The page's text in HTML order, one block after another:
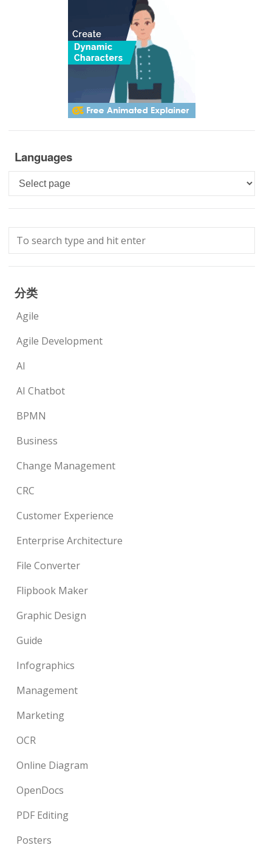
Languages
Languages
分类
Agile
Agile Development
AI
AI Chatbot
BPMN
Business
Change Management
CRC
Customer Experience
Enterprise Architecture
File Converter
Flipbook Maker
Graphic Design
Guide
Infographics
Management
Marketing
OCR
Online Diagram
OpenDocs
PDF Editing
Posters